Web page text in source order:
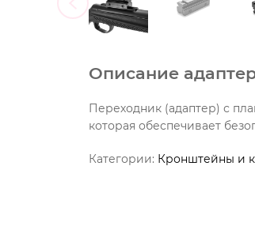
Описание
Переходник (адаптер) с
которая обеспечивает
Категории: Кронштейны и